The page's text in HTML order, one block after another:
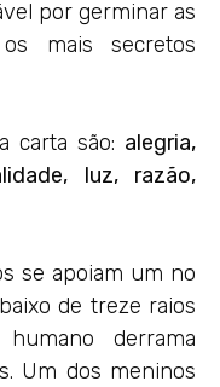
por germinar as
mais secretos
carta são: alegria,
luz, razão,
se apoiam um no
de treze raios
derrama
Um dos meninos